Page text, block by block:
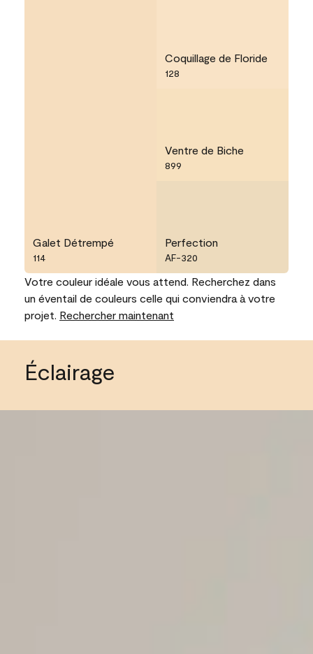
Galet Détrempé
114
Coquillage de Floride
128
Ventre de Biche
899
Perfection
AF-320
Votre couleur idéale vous attend. Recherchez dans
un éventail de couleurs celle qui conviendra à votre
projet. Rechercher maintenant
Éclairage